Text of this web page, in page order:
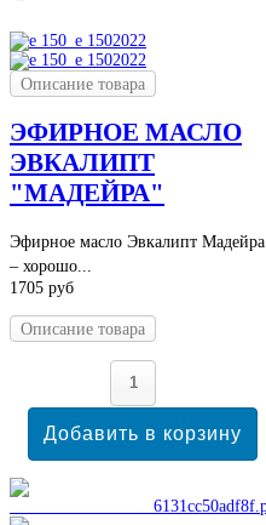
Описание товара
ЭФИРНОЕ МАСЛО
ЭВКАЛИПТ
"МАДЕЙРА"
Эфирное масло Эвкалипт Мадейра
– хорошо...
1705 руб
Описание товара